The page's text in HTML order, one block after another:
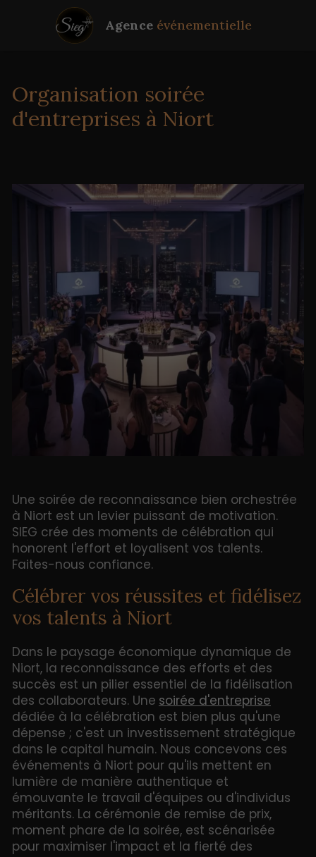
Agence événementielle
Organisation soirée
d'entreprises à Niort
Une soirée de reconnaissance bien orchestrée
à Niort est un levier puissant de motivation.
SIEG crée des moments de célébration qui
honorent l'effort et loyalisent vos talents.
Faites-nous confiance.
Célébrer vos réussites et fidélisez
vos talents à Niort
Dans le paysage économique dynamique de
Niort, la reconnaissance des efforts et des
succès est un pilier essentiel de la fidélisation
des collaborateurs. Une soirée d'entreprise
dédiée à la célébration est bien plus qu'une
dépense ; c'est un investissement stratégique
dans le capital humain. Nous concevons ces
événements à Niort pour qu'ils mettent en
lumière de manière authentique et
émouvante le travail d'équipes ou d'individus
méritants. La cérémonie de remise de prix,
moment phare de la soirée, est scénarisée
pour maximiser l'impact et la fierté des